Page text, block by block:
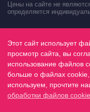
Цены на сайте не
определяется
Этот сайт использует
просмотр сайта, вы
использование файлов
больше о файлах
используем, прочтите
обработки файлов cookie
Интеграция
агентства